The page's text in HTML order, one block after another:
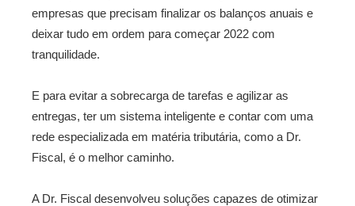
empresas que precisam finalizar os balanços anuais e
deixar tudo em ordem para começar 2022 com
tranquilidade.
E para evitar a sobrecarga de tarefas e agilizar as
entregas, ter um sistema inteligente e contar com uma
rede especializada em matéria tributária, como a Dr.
Fiscal, é o melhor caminho.
A Dr. Fiscal desenvolveu soluções capazes de otimizar